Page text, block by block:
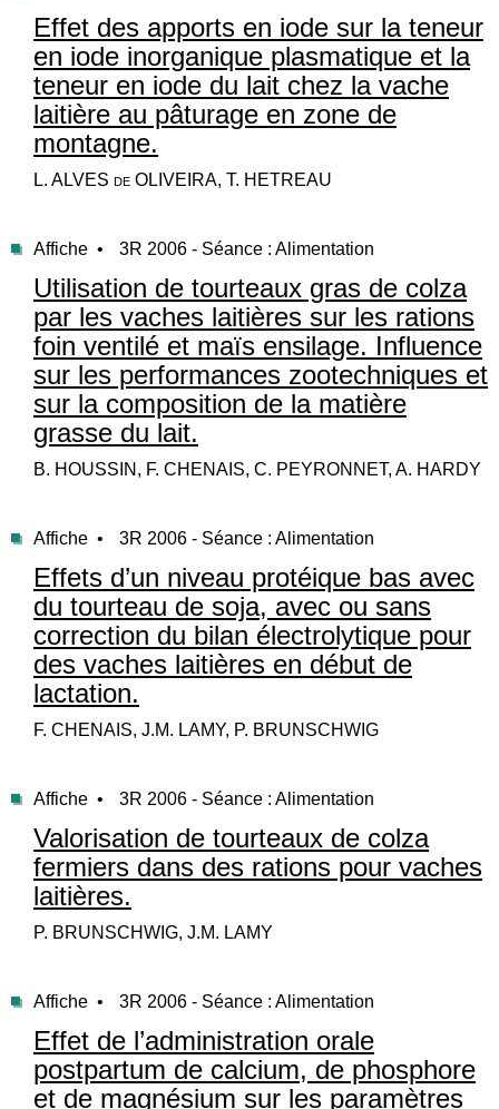
Effet des apports en iode sur la teneur
en iode inorganique plasmatique et la
teneur en iode du lait chez la vache
laitière au pâturage en zone de
montagne.
L. ALVES de OLIVEIRA, T. HETREAU
Affiche • 3R 2006 - Séance : Alimentation
Utilisation de tourteaux gras de colza
par les vaches laitières sur les rations
foin ventilé et maïs ensilage. Influence
sur les performances zootechniques et
sur la composition de la matière
grasse du lait.
B. HOUSSIN, F. CHENAIS, C. PEYRONNET, A. HARDY
Affiche • 3R 2006 - Séance : Alimentation
Effets d’un niveau protéique bas avec
du tourteau de soja, avec ou sans
correction du bilan électrolytique pour
des vaches laitières en début de
lactation.
F. CHENAIS, J.M. LAMY, P. BRUNSCHWIG
Affiche • 3R 2006 - Séance : Alimentation
Valorisation de tourteaux de colza
fermiers dans des rations pour vaches
laitières.
P. BRUNSCHWIG, J.M. LAMY
Affiche • 3R 2006 - Séance : Alimentation
Effet de l’administration orale
postpartum de calcium, de phosphore
et de magnésium sur les paramètres